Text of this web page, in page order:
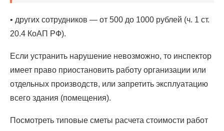
• других сотрудников — от 500 до 1000 рублей (ч. 1 ст.
20.4 КоАП РФ).
Если устранить нарушение невозможно, то инспектор
имеет право приостановить работу организации или
отдельных производств, или запретить эксплуатацию
всего здания (помещения).
Посмотреть типовые сметы расчета стоимости работ